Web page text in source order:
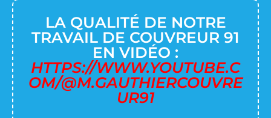
LA QUALITÉ DE NOTRE
TRAVAIL DE COUVREUR 91
EN VIDÉO :
HTTPS://WWW.YOUTUBE.C
OM/@M.GAUTHIERCOUVRE
UR91